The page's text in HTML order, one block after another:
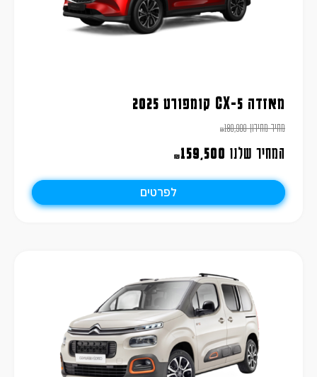
מאזדה CX-5 קומפורט 2025
מחיר מחירון ₪180,900
המחיר שלנו ₪159,500
לפרטים